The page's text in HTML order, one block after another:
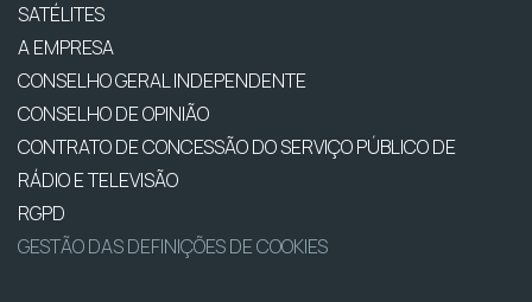
SATÉLITES
A EMPRESA
CONSELHO GERAL INDEPENDENTE
CONSELHO DE OPINIÃO
CONTRATO DE CONCESSÃO DO SERVIÇO PÚBLICO DE
RÁDIO E TELEVISÃO
RGPD
GESTÃO DAS DEFINIÇÕES DE COOKIES